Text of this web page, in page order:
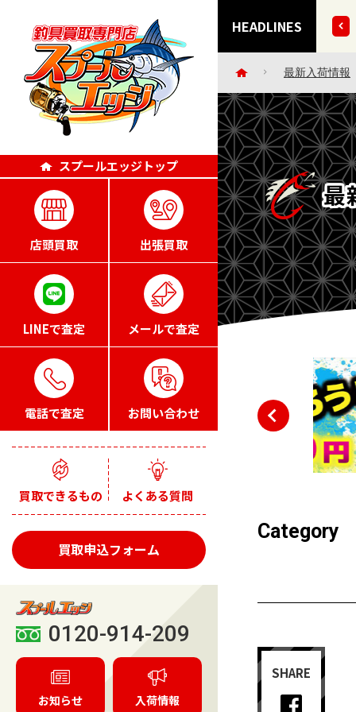
スプールエッジトップ
店頭買取 出張買取
LINEで査定 メールで査定
電話で査定 お問い合わせ
買取できるもの よくある質問
買取申込フォーム
0120-914-209
お知らせ 入荷情報
HEADLINES
日(日)～8月16日(日)は休業させていただきます。
最新入荷情報
最
Category
SHARE